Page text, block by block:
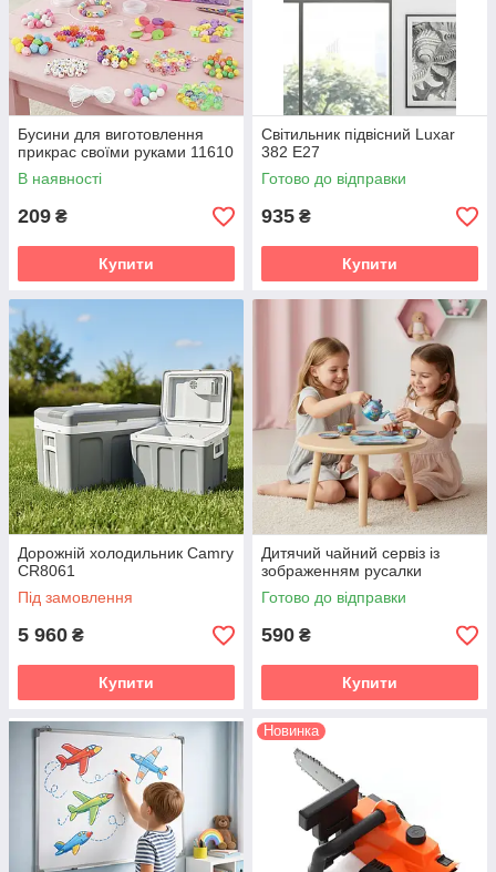
Бусини для виготовлення
прикрас своїми руками 11610
В наявності
209 ₴
Купити
Світильник підвісний Luxar
382 E27
Готово до відправки
935 ₴
Купити
Дорожній холодильник Camry
CR8061
Під замовлення
5 960 ₴
Купити
Дитячий чайний сервіз із
зображенням русалки
Готово до відправки
590 ₴
Купити
Новинка